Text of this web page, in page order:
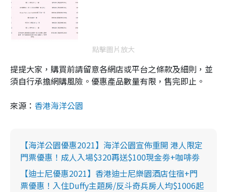
點擊圖片放大
提提大家，購買前請留意各網店或平台之條款及細則，並
須自行承擔網購風險。優惠產品數量有限，售完即止。
來源： 香港海洋公園
【海洋公園優惠2021】海洋公園宣佈重開 港人限定
門票優惠！成人入場$320再送$100現金劵+咖啡劵
【迪士尼優惠2021】香港迪士尼樂園酒店住宿+門
票優惠！入住Duffy主題房/反斗奇兵房人均$1006起